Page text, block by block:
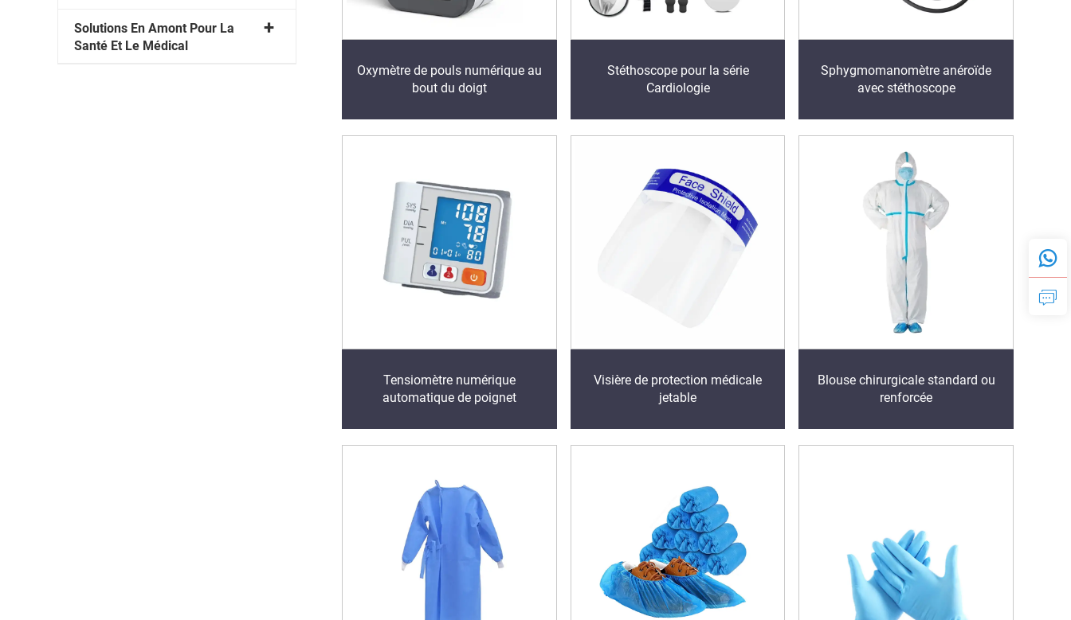
Solutions En Amont Pour La
Santé Et Le Médical
Oxymètre de pouls numérique au
bout du doigt
Stéthoscope pour la série
Cardiologie
Sphygmomanomètre anéroïde
avec stéthoscope
Tensiomètre numérique
automatique de poignet
Visière de protection médicale
jetable
Blouse chirurgicale standard ou
renforcée